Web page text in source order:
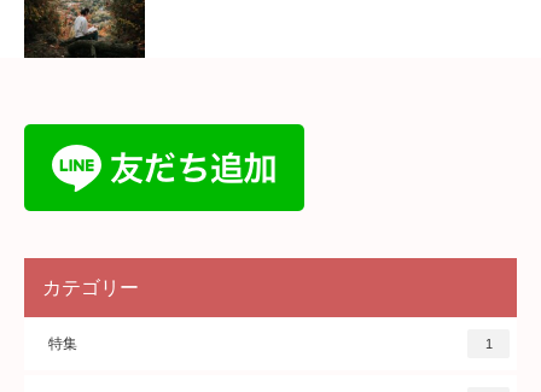
カテゴリー
特集 1